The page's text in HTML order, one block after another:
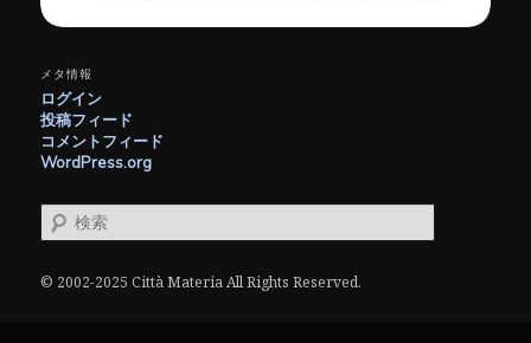
メタ情報
ログイン
投稿フィード
コメントフィード
WordPress.org
検
索
© 2002-2025 Città Materia All Rights Reserved.